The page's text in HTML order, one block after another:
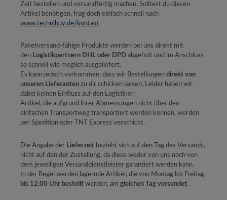
Zeit bestellen und versandfertig machen. Solltest du diesen
Artikel benötigen, frag doch einfach schnell nach
www.technibuy.de/kontakt
Paketversand-fähige Produkte werden bei uns direkt mit
den Logistikpartnern DHL oder DPD abgeholt und im Anschluss
so schnell wie möglich ausgeliefert.
Es kann jedoch vorkommen, dass wir Bestellungen direkt von
unseren Lieferanten zu dir schicken lassen. Leider haben wir
dabei keinen Einfluss auf den Logistiker.
Artikel, die aufgrund ihrer Abmessungen nicht über den
einfachen Transportweg transportiert werden können, werden
per Spedition oder TNT Express verschickt.
Die Angabe der Lieferzeit bezieht sich auf den Tag des Versands,
nicht auf den der Zustellung, da diese weder von uns noch von
dem jeweiligen Versanddienstleister garantiert werden kann.
In der Regel werden lagernde Artikel, die von Montag bis Freitag
bis 12.00 Uhr bestellt werden, am gleichen Tag versendet.